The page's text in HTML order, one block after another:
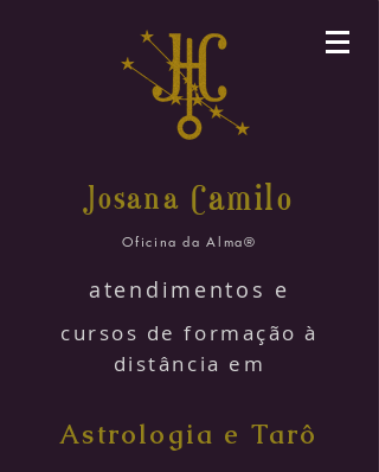
Josana Camilo
Oficina da Alma®
atendimentos e
cursos de formação à
distância em
Astrologia e Tarô